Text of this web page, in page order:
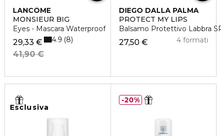
LANCÔME
MONSIEUR BIG
Eyes - Mascara Waterproof
29,33 €
41,90 €
4.9 8
DIEGO DALLA PALMA
PROTECT MY LIPS
Balsamo Protettivo Labbra
27,50 € 4 formati
Esclusiva
20%